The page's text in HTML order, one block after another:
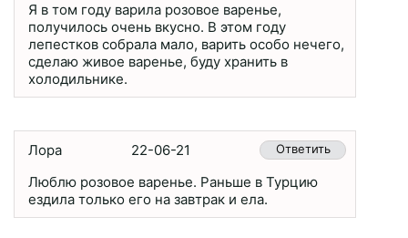
Я в том году варила розовое варенье,
получилось очень вкусно. В этом году
лепестков собрала мало, варить особо нечего,
сделаю живое варенье, буду хранить в
холодильнике.
Лора 22-06-21 Ответить
Люблю розовое варенье. Раньше в Турцию
ездила только его на завтрак и ела.